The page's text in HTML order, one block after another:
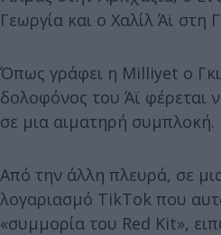
Γεωργία και ο Χαλίλ Άϊ στη
Όπως γράφει η Milliyet ο
δολοφόνος του Άϊ φέρεται
σε μια αιματηρή συμπλοκή.
Από την άλλη πλευρά, σε
λογαριασμό TikTok που
«συμμορία του Red Kit»,